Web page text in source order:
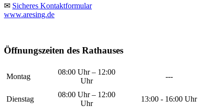
✉ Sicheres Kontaktformular
www.aresing.de
Öffnungszeiten des Rathauses
Montag
08:00 Uhr – 12:00
Uhr
---
Dienstag
08:00 Uhr – 12:00
Uhr
13:00 - 16:00 Uhr